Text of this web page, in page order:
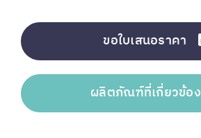
ขอใบเสนอราคา
ผลิตภัณฑ์ที่เกี่ยวข้อง